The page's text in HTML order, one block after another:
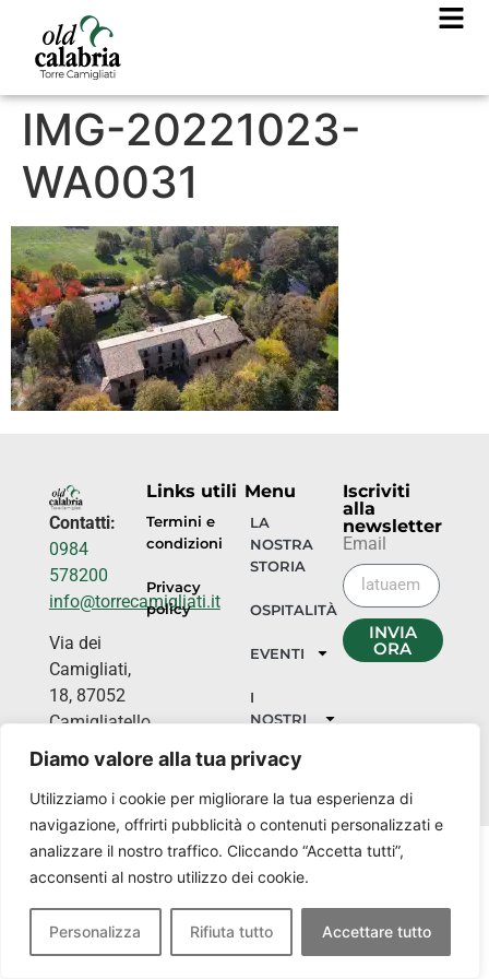
Diamo valore alla tua privacy
Utilizziamo i cookie per migliorare la tua esperienza di
navigazione, offrirti pubblicità o contenuti personalizzati e
analizzare il nostro traffico. Cliccando “Accetta tutti”,
acconsenti al nostro utilizzo dei cookie.
Personalizza Rifiuta tutto Accettare tutto
IMG-20221023-
WA0031
Contatti:
0984
578200
info@torrecamigliati.it
Via dei
Camigliati,
18, 87052
Camigliatello
Silano CS
Links utili
Termini e
condizioni
Privacy
policy
Menu
LA
NOSTRA
STORIA
OSPITALITÀ
EVENTI
I
NOSTRI
Iscriviti
alla
newsletter
Email
INVIA
ORA